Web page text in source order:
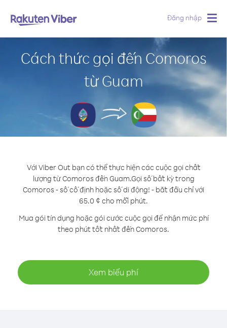
Đăng nhập
Cách thức gọi đến Comoros
từ Guam
Với Viber Out bạn có thể thực hiện các cuộc gọi chất
lượng từ Comoros đến Guam.Gọi số bất kỳ trong
Comoros - số cố định hoặc số di động! - bắt đầu chỉ với
65.0 ¢ cho mỗi phút.
Mua gói tín dụng hoặc gói cước cuộc gọi để nhận mức phí
theo phút tốt nhất đến Comoros.
Xem biểu phí